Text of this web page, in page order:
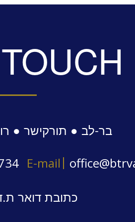
בר-לב ● תורקישר ●
E-mail
כתובת דואר ת.ד 18 כפר חיים,